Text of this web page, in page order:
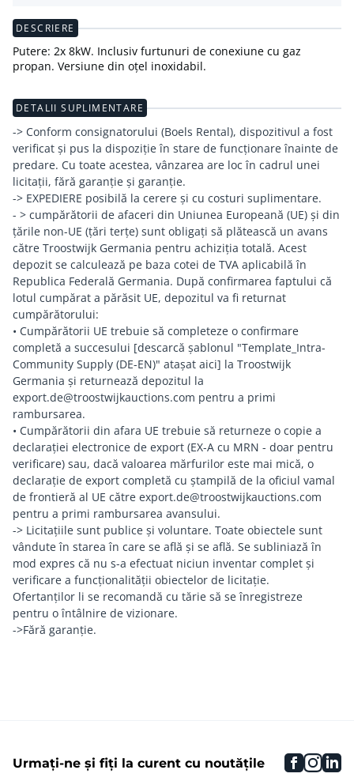
DESCRIERE
Putere: 2x 8kW. Inclusiv furtunuri de conexiune cu gaz
propan. Versiune din oțel inoxidabil.
DETALII SUPLIMENTARE
-> Conform consignatorului (Boels Rental), dispozitivul a fost
verificat și pus la dispoziție în stare de funcționare înainte de
predare. Cu toate acestea, vânzarea are loc în cadrul unei
licitații, fără garanție și garanție.
-> EXPEDIERE posibilă la cerere și cu costuri suplimentare.
- > cumpărătorii de afaceri din Uniunea Europeană (UE) și din
țările non-UE (țări terțe) sunt obligați să plătească un avans
către Troostwijk Germania pentru achiziția totală. Acest
depozit se calculează pe baza cotei de TVA aplicabilă în
Republica Federală Germania. După confirmarea faptului că
lotul cumpărat a părăsit UE, depozitul va fi returnat
cumpărătorului:
• Cumpărătorii UE trebuie să completeze o confirmare
completă a succesului [descarcă șablonul "Template_Intra-
Community Supply (DE-EN)" atașat aici] la Troostwijk
Germania și returnează depozitul la
export.de@troostwijkauctions.com pentru a primi
rambursarea.
• Cumpărătorii din afara UE trebuie să returneze o copie a
declarației electronice de export (EX-A cu MRN - doar pentru
verificare) sau, dacă valoarea mărfurilor este mai mică, o
declarație de export completă cu ștampilă de la oficiul vamal
de frontieră al UE către export.de@troostwijkauctions.com
pentru a primi rambursarea avansului.
-> Licitațiile sunt publice și voluntare. Toate obiectele sunt
vândute în starea în care se află și se află. Se subliniază în
mod expres că nu s-a efectuat niciun inventar complet și
verificare a funcționalității obiectelor de licitație.
Ofertanților li se recomandă cu tărie să se înregistreze
pentru o întâlnire de vizionare.
->Fără garanție.
Urmați-ne și fiți la curent cu noutățile